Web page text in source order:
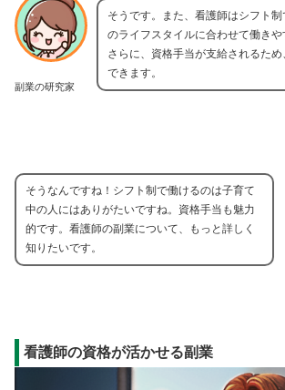
副業の研究家
そうです。また、看護師はシフト
のライフスタイルに合わせて働きや
さらに、資格手当が支給されるた
できます。
そうなんですね！シフト制で働けるのは子育て
中の人にはありがたいですね。資格手当も魅力
的です。看護師の副業について、もっと詳しく
知りたいです。
看護師の資格が活かせる副業